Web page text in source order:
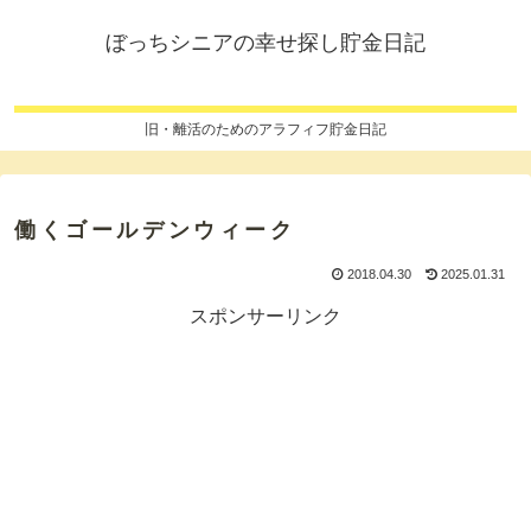
ぼっちシニアの幸せ探し貯金日記
旧・離活のためのアラフィフ貯金日記
働くゴールデンウィーク
2018.04.30 2025.01.31
スポンサーリンク